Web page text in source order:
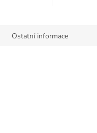
Ostatní informace